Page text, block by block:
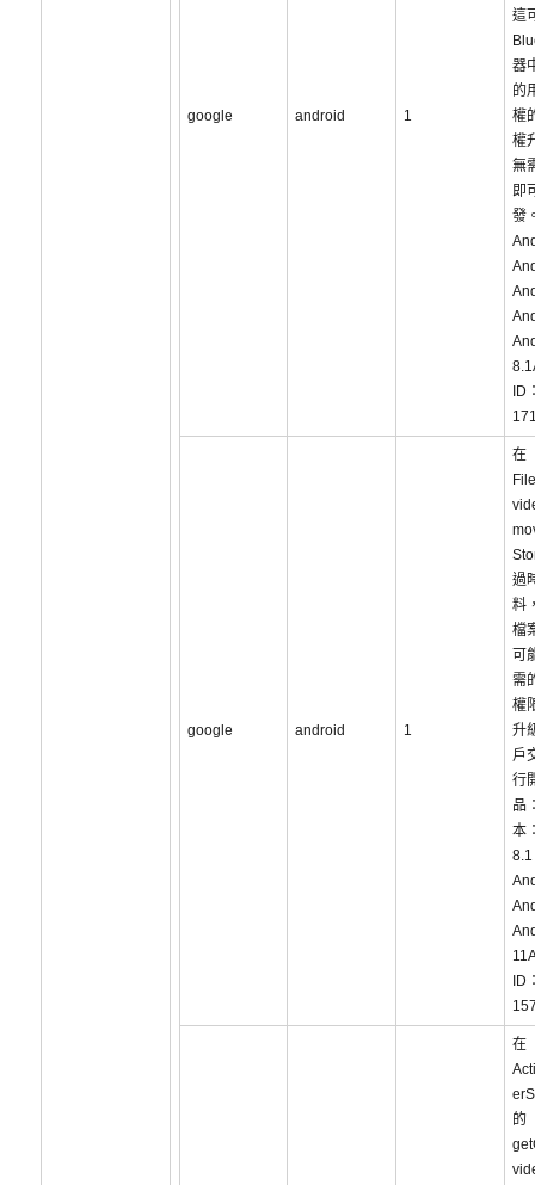
google android 1
這
器
的
權
權
無
即
發
ID
google android 1
在
過
料
檔
可
需
權
升
戶
行
品
本
ID
在
的